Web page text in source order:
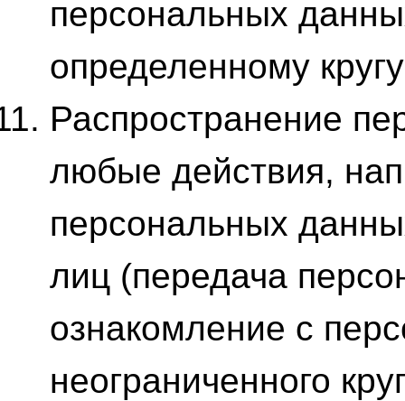
персональных
определенному
Распространение
любые действия,
персональных
лиц (передача
ознакомление с
неограниченного